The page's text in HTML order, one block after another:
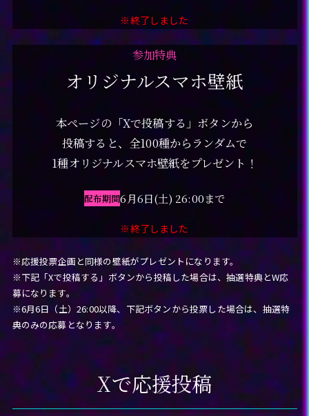
※終了しました
参加特典
オリジナルスマホ壁紙
本ページの「Xで投稿する」ボタンから
投稿すると、 全100種からランダムで
1種オリジナルスマホ壁紙をプレゼント！
配布期間6月6日(土) 26:00まで
※終了しました
※応援投票企画と同様の壁紙がプレゼントになります。
※下記「Xで投稿する」ボタンから投稿した場合は、抽選特典とW応
募になります。
※6月6日（土）26:00以降、下記ボタンから投票した場合は、抽選特
典のみの応募となります。
Xで応援投稿